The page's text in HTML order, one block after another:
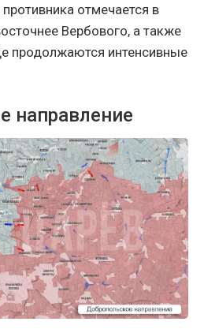
отмечается в
Вербового, а также
продолжаются интенсивные
направление